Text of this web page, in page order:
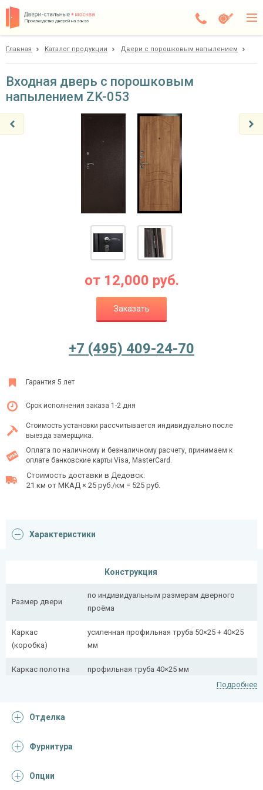
Производство дверей на заказ
Доставка
Ежедневно с 08:00 до 24:00
+7 (495) 409-24-70
Дедовск
Главная Каталог продукции Двери с порошковым напылением
Входная дверь с порошковым
напылением ZK-053
от 12,000 руб.
Заказать
+7 (495) 409-24-70
Гарантия 5 лет
Срок исполнения заказа 1-2 дня
Стоимость установки рассчитывается индивидуально после
выезда замерщика.
Оплата по наличному и безналичному расчету, принимаем к
оплате банковские карты Visa, MasterCard.
Стоимость доставки в Дедовск:
21 км от МКАД × 25 руб./км = 525 руб.
Характеристики
Конструкция
Размер двери
по индивидуальным размерам дверного
проёма
Каркас
(коробка)
усиленная профильная труба 50×25 + 40×25
мм
Каркас полотна профильная труба 40×25 мм
Притворная
Ребра жесткости
Подробнее
Отделка
Фурнитура
Опции